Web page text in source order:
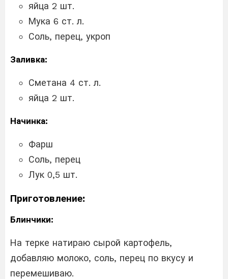
яйца 2 шт.
Мука 6 ст. л.
Соль, перец, укроп
Заливка:
Сметана 4 ст. л.
яйца 2 шт.
Начинка:
Фарш
Соль, перец
Лук 0,5 шт.
Приготовление:
Блинчики:
На терке натираю сырой картофель,
добавляю молоко, соль, перец по вкусу и
перемешиваю.